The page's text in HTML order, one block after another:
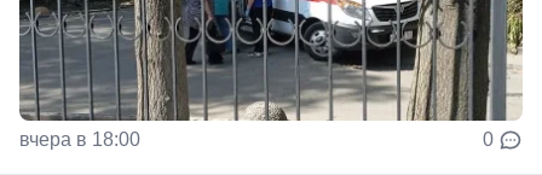
вчера в 18:00 0